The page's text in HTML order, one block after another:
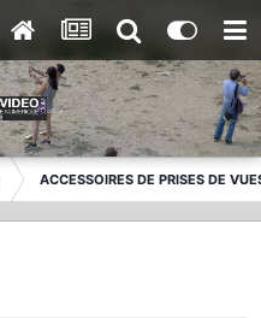
ACCESSOIRES DE PRISES DE